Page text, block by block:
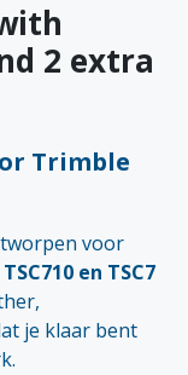
2 extra
Trimble
voor
en TSC7
je klaar bent